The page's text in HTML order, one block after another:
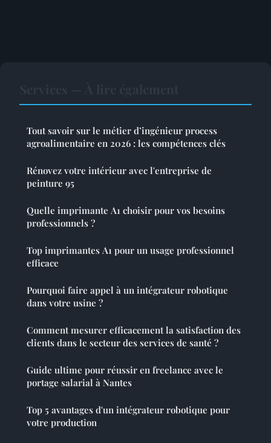
Tout savoir sur le métier d’ingénieur process
agroalimentaire en 2026 : les compétences clés
Rénovez votre intérieur avec l'entreprise de
peinture 95
Quelle imprimante A1 choisir pour vos besoins
professionnels ?
Top imprimantes A1 pour un usage professionnel
efficace
Pourquoi faire appel à un intégrateur robotique
dans votre usine ?
Comment mesurer efficacement la satisfaction des
clients dans le secteur des services de santé ?
Guide ultime pour réussir en freelance avec le
portage salarial à Nantes
Top 5 avantages d'un intégrateur robotique pour
votre production